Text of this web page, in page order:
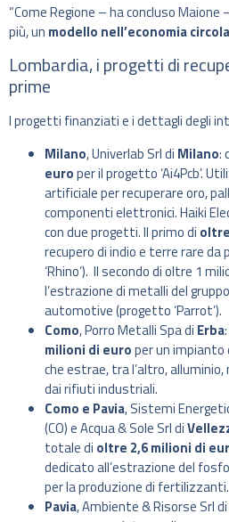
“Come Regione – ha concluso
più, un modello nell’economia
Lombardia, i progetti di
prime
I progetti finanziati e i dettagli degli
Milano, Univerlab Srl di Milano:
europer il progetto ‘Ai4Pcb’.
artificiale per recuperare oro,
componenti elettronici. Haiki
con due progetti. Il primo di
recupero di indio e terre rare da
‘Rhino’). Il secondo di oltre 1
l’estrazione di metalli del
automotive (progetto ‘Parrot’).
Como, Porro Metalli Spa di Erba
milioni di europer un
che estrae, tra l’altro,
dai rifiuti industriali.
Como e Pavia, Sistemi
(CO) e Acqua & Sole Srl di
totale di oltre 2,6 milioni di
dedicato all’estrazione del
per la produzione di fertilizzanti.
Pavia, Ambiente & Risorse Srl di